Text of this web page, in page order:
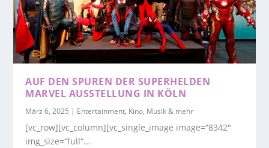
AUF DEN SPUREN DER SUPERHELDEN
MARVEL AUSSTELLUNG IN KÖLN
März 6, 2025 | Entertainment, Kino, Musik & mehr
[vc_row][vc_column][vc_single_image image=“8342″
img_size=“full“...